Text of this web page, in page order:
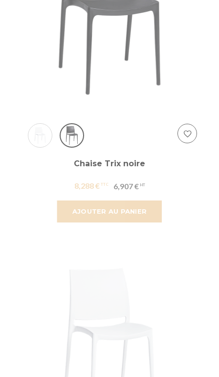
AJOUTER AU PANIER
Chaise Trix noire
8,288 € 6,907 €